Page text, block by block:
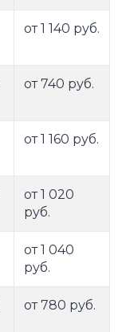
от 1 140 руб.
от 740 руб.
от 1 160 руб.
от 1 020
руб.
от 1 040
руб.
от 780 руб.